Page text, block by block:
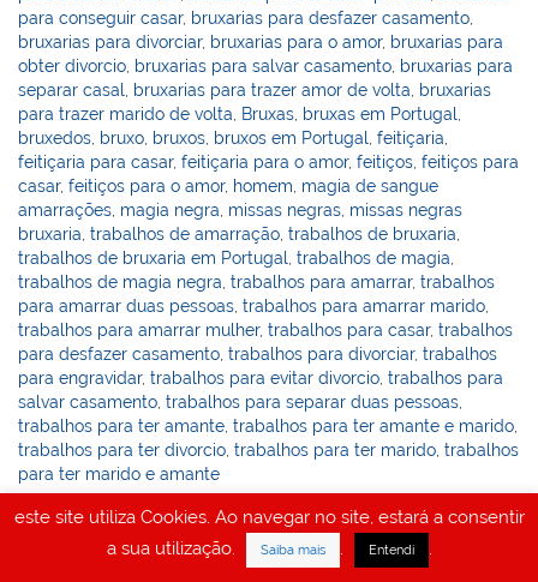
para conseguir casar, bruxarias para desfazer casamento
bruxarias para divorciar, bruxarias para o amor, bruxarias para
obter divorcio bruxarias para salvar casamento bruxarias para
separar casal
bruxarias para trazer amor de volta
bruxarias
para trazer marido de volta
Bruxas bruxas em Portugal
bruxedos bruxo bruxos bruxos em Portugal ,feitiçaria
feitiçaria para casar,feitiçaria para o amor,feitiços ,feitiços para
casar,feitiços para o amor, homem magia de sangue
amarrações magia negra missas negras missas negras
bruxaria ,trabalhos de amarração ,trabalhos de bruxaria
trabalhos de bruxaria em Portugal ,trabalhos de magia
trabalhos de magia negra ,trabalhos para amarrar,trabalhos
para amarrar duas pessoas ,trabalhos para amarrar marido
trabalhos para amarrar mulher,trabalhos para casar,trabalhos
para desfazer casamento ,trabalhos para divorciar,trabalhos
para engravidar,trabalhos para evitar divorcio ,trabalhos para
salvar casamento ,trabalhos para separar duas pessoas
trabalhos para ter amante ,trabalhos para ter amante e marido
trabalhos para ter divorcio ,trabalhos para ter marido ,trabalhos
para ter marido e amante
amarrações, amarrações do selo de
este site utiliza Cookies. Ao navegar no site, estará a consentir
a sua utilização.
Saiba mais . Entendi .